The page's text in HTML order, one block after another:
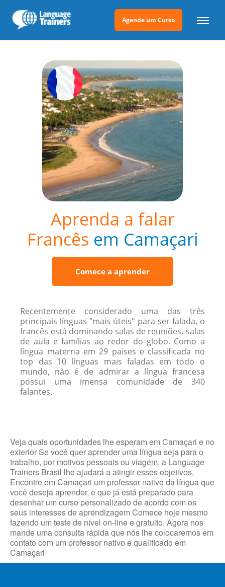
Agende um Curso
Aprenda a falar
Francês em Camaçari
Comece a aprender
Recentemente considerado uma das três
principais línguas "mais úteis" para ser falada, o
francês está dominando salas de reuniões, salas
de aula e famílias ao redor do globo. Como a
língua materna em 29 países e classificada no
top das 10 línguas mais faladas em todo o
mundo, não é de admirar a língua francesa
possui uma imensa comunidade de 340
falantes.
Veja quais oportunidades lhe esperam em Camaçari e no
exterior Se você quer aprender uma língua seja para o
trabalho, por motivos pessoais ou viagem, a Language
Trainers Brasil lhe ajudará a atingir esses objetivos,
Encontre em Camaçari um professor nativo da língua que
você deseja aprender, e que já está preparado para
desenhar um curso personalizado de acordo com os
seus interesses de aprendizagem Comece hoje mesmo
fazendo um teste de nível on-line e gratuito. Agora nos
mande uma consulta rápida que nós lhe colocaremos em
contato com um professor nativo e qualificado em
Camaçari